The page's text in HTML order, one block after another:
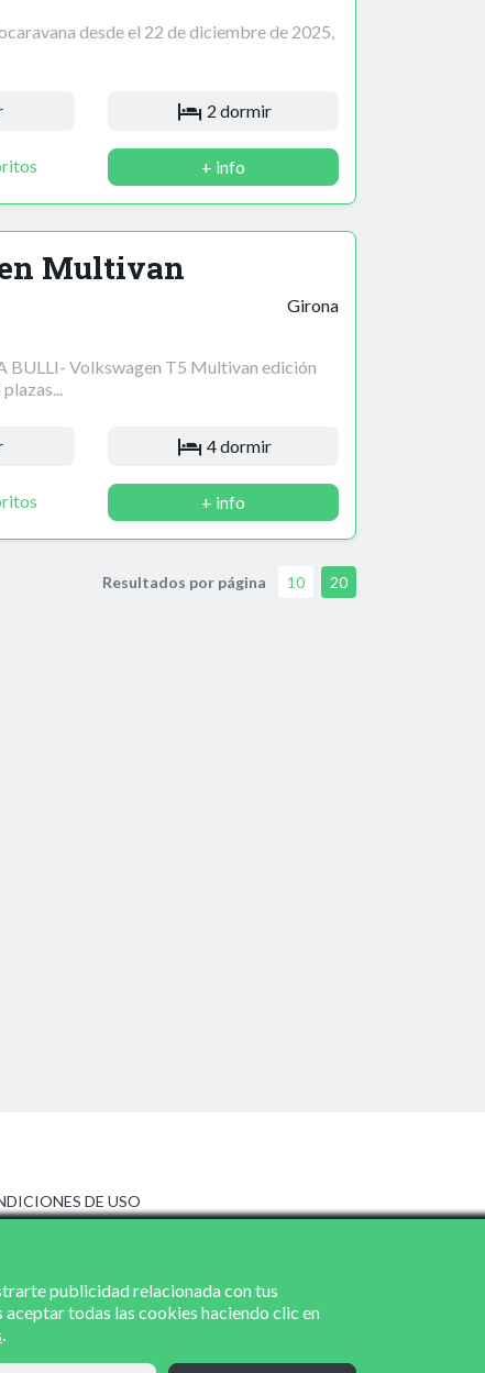
desde el 22 de diciembre de 2025,
2 dormir
+ info
Multivan
Girona
BULLI- Volkswagen T5 Multivan edición
4 dormir
+ info
Resultados por página 10 20
DE USO
DE COOKIES
publicidad relacionada con tus
todas las cookies haciendo clic en
.